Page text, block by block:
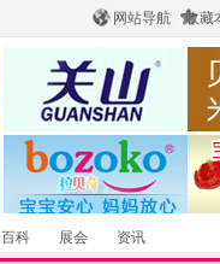
网站导航 收藏
陕西关山乳业有限公司
香港欧嘻高婴童用品公司
百科 展会 资讯